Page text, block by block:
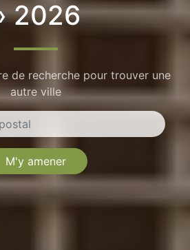
2026
de recherche pour trouver une
autre ville
M'y amener